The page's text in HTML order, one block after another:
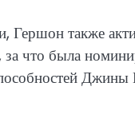
Гершон также
что была